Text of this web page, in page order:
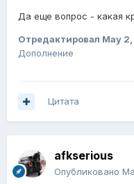
Да еще вопрос - какая
Отредактировал May
Дополнение
Цитата
afkserious
Опубликовано